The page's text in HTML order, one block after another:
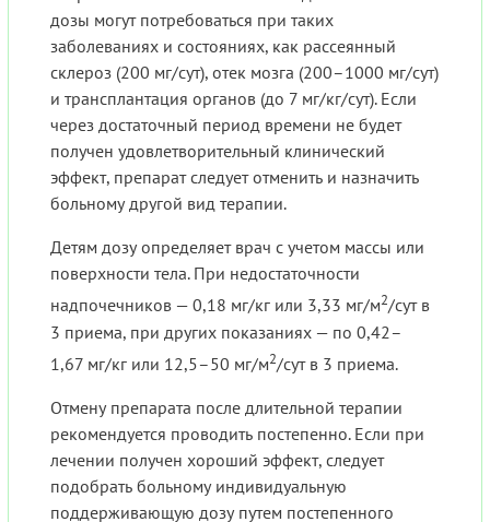
дозы могут потребоваться при таких
заболеваниях и состояниях, как рассеянный
склероз (200 мг/сут), отек мозга (200–1000 мг/сут)
и трансплантация органов (до 7 мг/кг/сут). Если
через достаточный период времени не будет
получен удовлетворительный клинический
эффект, препарат следует отменить и назначить
больному другой вид терапии.
Детям дозу определяет врач с учетом массы или
поверхности тела. При недостаточности
надпочечников — 0,18 мг/кг или 3,33 мг/м2/сут в
3 приема, при других показаниях — по 0,42–
1,67 мг/кг или 12,5–50 мг/м2/сут в 3 приема.
Отмену препарата после длительной терапии
рекомендуется проводить постепенно. Если при
лечении получен хороший эффект, следует
подобрать больному индивидуальную
поддерживающую дозу путем постепенного